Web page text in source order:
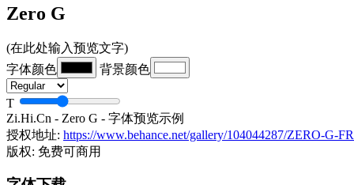
Zero G
(在此处输入预览文字)
字体颜色
背景颜色
T
Zi.Hi.Cn - Zero G - 字体预览示例
授权地址: https://www.behance.net/gallery/104044287/ZERO-G-
版权: 免费可商用